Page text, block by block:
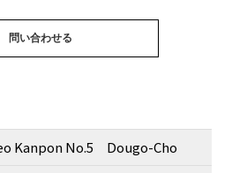
Kanpon No.5 Dougo-Cho